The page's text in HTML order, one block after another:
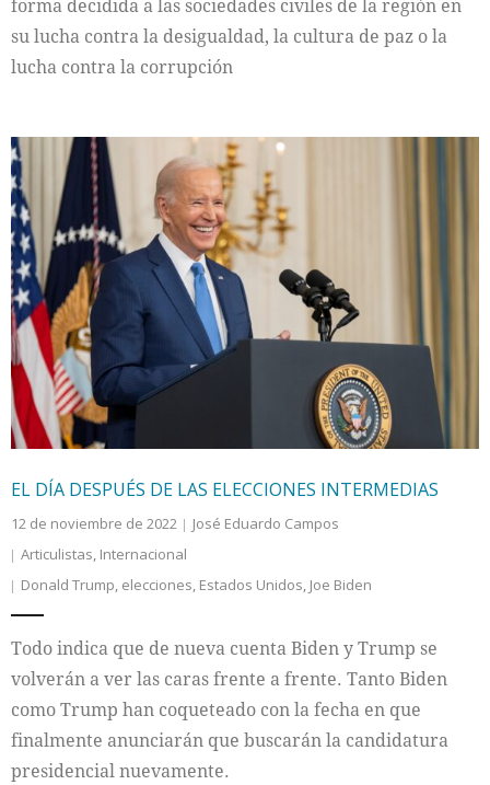
forma decidida a las sociedades civiles de la región en
su lucha contra la desigualdad, la cultura de paz o la
lucha contra la corrupción
EL DÍA DESPUÉS DE LAS ELECCIONES INTERMEDIAS
12 de noviembre de 2022
José Eduardo Campos
Articulistas, Internacional
Donald Trump, elecciones, Estados Unidos, Joe Biden
Todo indica que de nueva cuenta Biden y Trump se
volverán a ver las caras frente a frente. Tanto Biden
como Trump han coqueteado con la fecha en que
finalmente anunciarán que buscarán la candidatura
presidencial nuevamente.